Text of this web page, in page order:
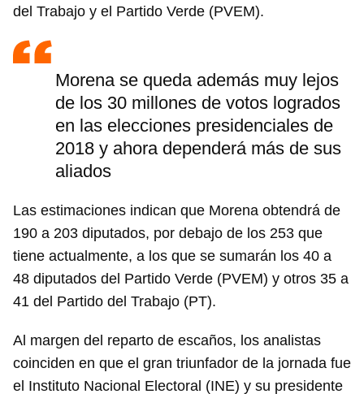
del Trabajo y el Partido Verde (PVEM).
Morena se queda además muy lejos
de los 30 millones de votos logrados
en las elecciones presidenciales de
2018 y ahora dependerá más de sus
aliados
Las estimaciones indican que Morena obtendrá de
190 a 203 diputados, por debajo de los 253 que
tiene actualmente, a los que se sumarán los 40 a
48 diputados del Partido Verde (PVEM) y otros 35 a
41 del Partido del Trabajo (PT).
Al margen del reparto de escaños, los analistas
coinciden en que el gran triunfador de la jornada fue
el Instituto Nacional Electoral (INE) y su presidente